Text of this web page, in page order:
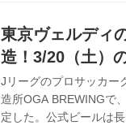
東京ヴェルディ
造！3/20（土）
試飲＆投票を実
Jリーグのプロサッカー
造所OGA BREWINGで
定した。公式ビールは